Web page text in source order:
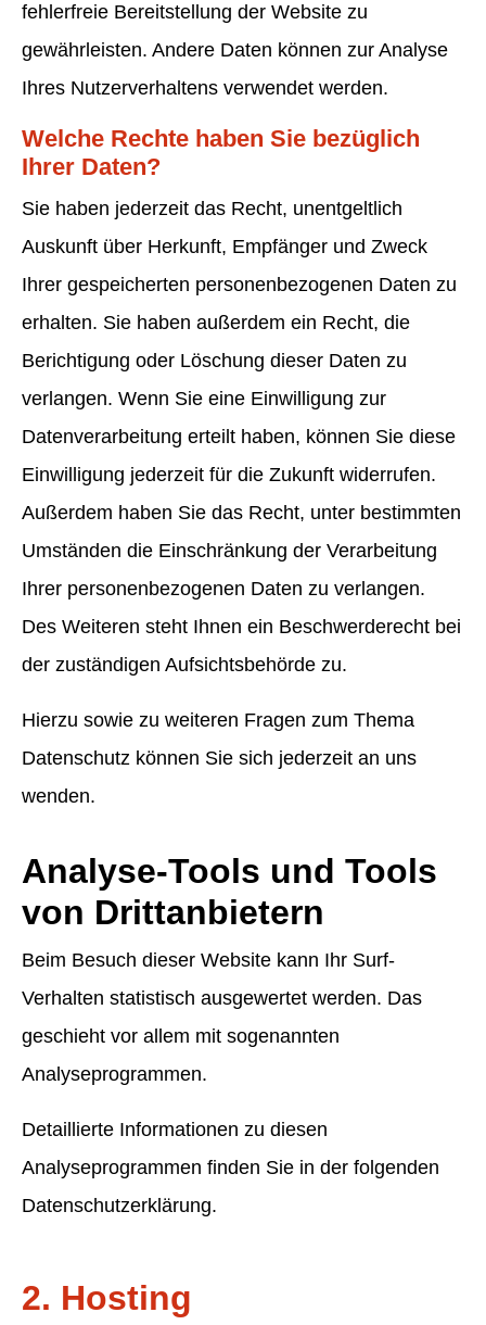
fehlerfreie Bereitstellung der Website zu
gewährleisten. Andere Daten können zur Analyse
Ihres Nutzerverhaltens verwendet werden.
Welche Rechte haben Sie bezüglich
Ihrer Daten?
Sie haben jederzeit das Recht, unentgeltlich
Auskunft über Herkunft, Empfänger und Zweck
Ihrer gespeicherten personenbezogenen Daten zu
erhalten. Sie haben außerdem ein Recht, die
Berichtigung oder Löschung dieser Daten zu
verlangen. Wenn Sie eine Einwilligung zur
Datenverarbeitung erteilt haben, können Sie diese
Einwilligung jederzeit für die Zukunft widerrufen.
Außerdem haben Sie das Recht, unter bestimmten
Umständen die Einschränkung der Verarbeitung
Ihrer personenbezogenen Daten zu verlangen.
Des Weiteren steht Ihnen ein Beschwerderecht bei
der zuständigen Aufsichtsbehörde zu.
Hierzu sowie zu weiteren Fragen zum Thema
Datenschutz können Sie sich jederzeit an uns
wenden.
Analyse-Tools und Tools
von Dritt­anbietern
Beim Besuch dieser Website kann Ihr Surf-
Verhalten statistisch ausgewertet werden. Das
geschieht vor allem mit sogenannten
Analyseprogrammen.
Detaillierte Informationen zu diesen
Analyseprogrammen finden Sie in der folgenden
Datenschutzerklärung.
2. Hosting